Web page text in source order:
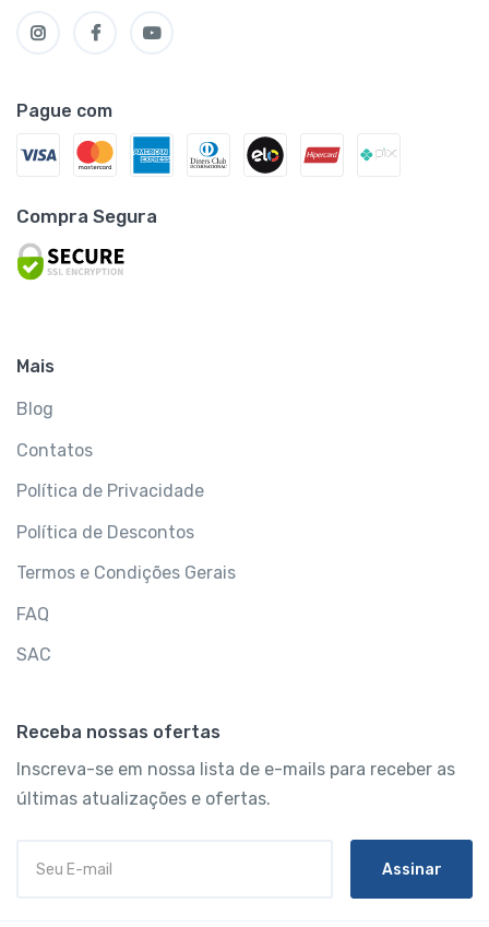
Pague com
Compra Segura
Mais
Blog
Contatos
Política de Privacidade
Política de Descontos
Termos e Condições Gerais
FAQ
SAC
Receba nossas ofertas
Inscreva-se em nossa lista de e-mails para receber as
últimas atualizações e ofertas.
Assinar